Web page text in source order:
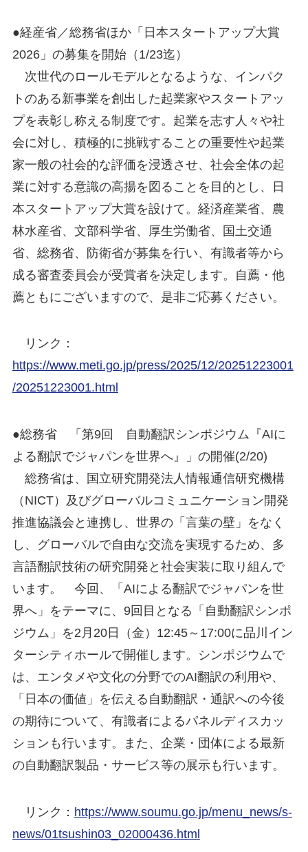
●経産省／総務省ほか「日本スタートアップ大賞
2026」の募集を開始（1/23迄）
次世代のロールモデルとなるような、インパク
トのある新事業を創出した起業家やスタートアッ
プを表彰し称える制度です。起業を志す人々や社
会に対し、積極的に挑戦することの重要性や起業
家一般の社会的な評価を浸透させ、社会全体の起
業に対する意識の高揚を図ることを目的とし、日
本スタートアップ大賞を設けて。経済産業省、農
林水産省、文部科学省、厚生労働省、国土交通
省、総務省、防衛省が募集を行い、有識者等から
成る審査委員会が受賞者を決定します。自薦・他
薦ともにございますので、是非ご応募ください。
リンク：
https://www.meti.go.jp/press/2025/12/20251223001
/20251223001.html
●総務省 「第9回 自動翻訳シンポジウム『AIに
よる翻訳でジャパンを世界へ』」の開催(2/20)
総務省は、国立研究開発法人情報通信研究機構
（NICT）及びグローバルコミュニケーション開発
推進協議会と連携し、世界の「言葉の壁」をなく
し、グローバルで自由な交流を実現するため、多
言語翻訳技術の研究開発と社会実装に取り組んで
います。 今回、「AIによる翻訳でジャパンを世
界へ」をテーマに、9回目となる「自動翻訳シンポ
ジウム」を2月20日（金）12:45～17:00に品川イン
ターシティホールで開催します。シンポジウムで
は、エンタメや文化の分野でのAI翻訳の利用や、
「日本の価値」を伝える自動翻訳・通訳への今後
の期待について、有識者によるパネルディスカッ
ションも行います。また、企業・団体による最新
の自動翻訳製品・サービス等の展示も行います。
リンク： https://www.soumu.go.jp/menu_news/s-
news/01tsushin03_02000436.html